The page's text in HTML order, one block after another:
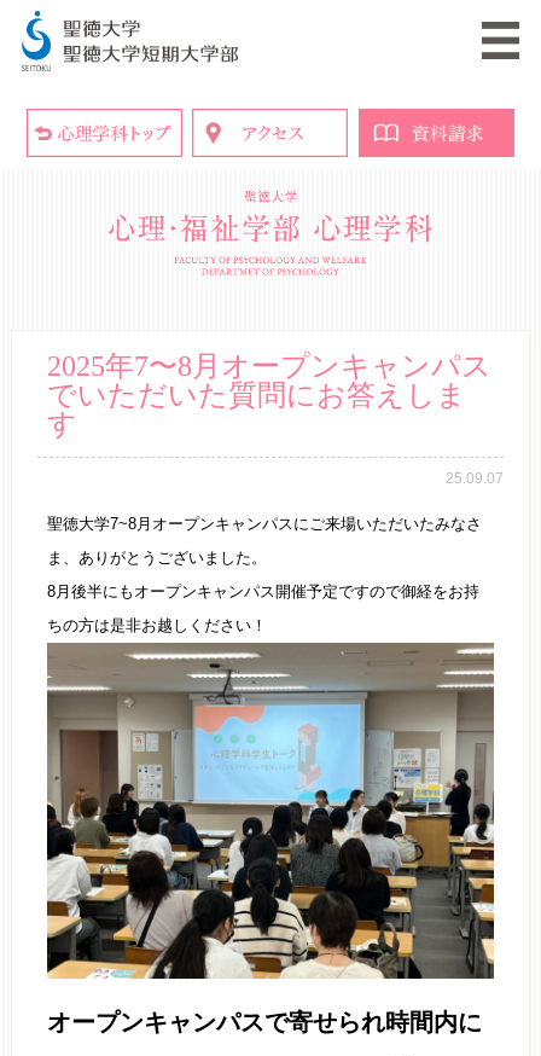
2025年7〜8月オープンキャンパス
でいただいた質問にお答えしま
す
25.09.07
聖徳大学7~8月オープンキャンパスにご来場いただいたみなさ
ま、ありがとうございました。
8月後半にもオープンキャンパス開催予定ですので御経をお持
ちの方は是非お越しください！
オープンキャンパスで寄せられ時間内に